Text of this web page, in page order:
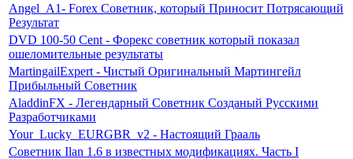
Angel_A1- Forex Советник, который Приносит Потрясающий
Результат
DVD 100-50 Cent - Форекс советник который показал
ошеломительные результаты
MartingailExpert - Чистый Оригинальный Мартингейл
Прибыльный Советник
AladdinFX - Легендарный Советник Созданый Русскими
Разработчиками
Your_Lucky_EURGBR_v2 - Настоящий Грааль
Советник Ilan 1.6 в известных модификациях. Часть I